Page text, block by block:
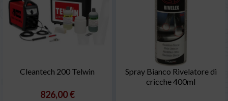
Cleantech 200 Telwin
826,00 €
Spray Bianco Rivelatore di
cricche 400ml